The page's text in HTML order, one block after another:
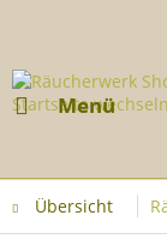
Menü
Übersicht